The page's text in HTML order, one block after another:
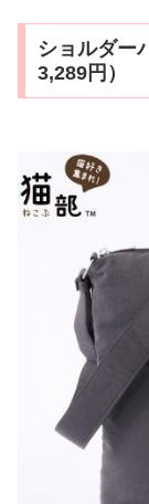
ショルダー
3,289円）